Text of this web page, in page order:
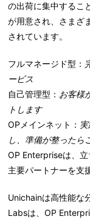
の出荷に集中するこ
が用意され、さまざ
されています。
フルマネージド型：
ービス
自己管理型： お客様
トします
OPメインネット：
し、準備が整ったら
OP Enterpriseは、
主要パートナーを支
Unichainは高性能な
Labsは、OP